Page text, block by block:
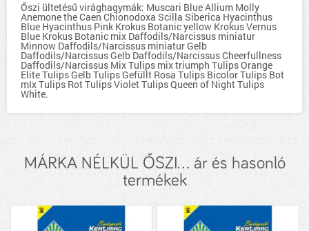
Őszi ültetésű virághagymák: Muscari Blue Allium Molly
Anemone the Caen Chionodoxa Scilla Siberica Hyacinthus
Blue Hyacinthus Pink Krokus Botanic yellow Krokus Vernus
Blue Krokus Botanic mix Daffodils/Narcissus miniatur
Minnow Daffodils/Narcissus miniatur Gelb
Daffodils/Narcissus Gelb Daffodils/Narcissus Cheerfullness
Daffodils/Narcissus Mix Tulips mix triumph Tulips Orange
Elite Tulips Gelb Tulips Gefüllt Rosa Tulips Bicolor Tulips Bot
mIx Tulips Rot Tulips Violet Tulips Queen of Night Tulips
White.
MÁRKA NÉLKÜL ŐSZI... ár és hasonló
termékek